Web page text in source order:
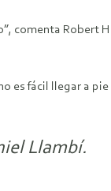
comenta Robert
es fácil llegar a
Llambí.